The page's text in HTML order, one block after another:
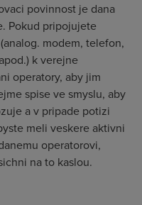
povinnost je dana
Pokud pripojujete
modem, telefon,
k verejne
operatory, aby jim
spise ve smyslu, aby
a v pripade potizi
meli veskere aktivni
operatorovi,
na to kaslou.